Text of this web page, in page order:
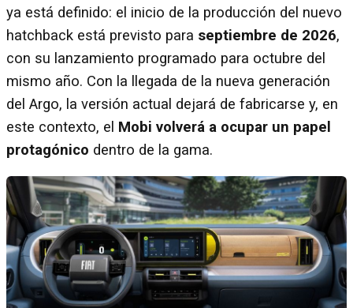
ya está definido: el inicio de la producción del nuevo
hatchback está previsto para septiembre de 2026,
con su lanzamiento programado para octubre del
mismo año. Con la llegada de la nueva generación
del Argo, la versión actual dejará de fabricarse y, en
este contexto, el Mobi volverá a ocupar un papel
protagónico dentro de la gama.